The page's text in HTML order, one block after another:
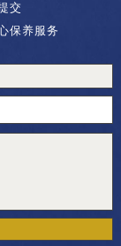
交
保养服务